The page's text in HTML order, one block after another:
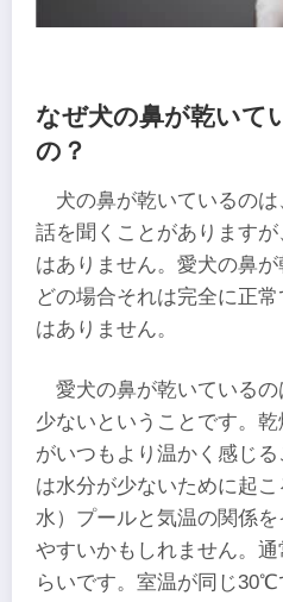
なぜ犬の鼻が乾いて
の？
犬の鼻が乾いているの
話を聞くことがあります
はありません。愛犬の鼻
どの場合それは完全に正
はありません。
愛犬の鼻が乾いている
少ないということです。
がいつもより温かく感じ
は水分が少ないために起
水）プールと気温の関係
やすいかもしれません。
らいです。室温が同じ30℃